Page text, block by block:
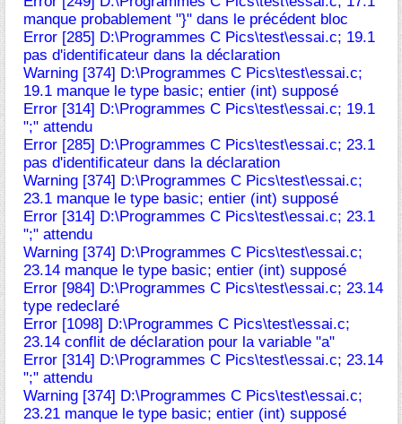
manque probablement "}" dans le précédent bloc
Error [285] D:\Programmes C Pics\test\essai.c; 19.1
pas d'identificateur dans la déclaration
Warning [374] D:\Programmes C Pics\test\essai.c;
19.1 manque le type basic; entier (int) supposé
Error [314] D:\Programmes C Pics\test\essai.c; 19.1
";" attendu
Error [285] D:\Programmes C Pics\test\essai.c; 23.1
pas d'identificateur dans la déclaration
Warning [374] D:\Programmes C Pics\test\essai.c;
23.1 manque le type basic; entier (int) supposé
Error [314] D:\Programmes C Pics\test\essai.c; 23.1
";" attendu
Warning [374] D:\Programmes C Pics\test\essai.c;
23.14 manque le type basic; entier (int) supposé
Error [984] D:\Programmes C Pics\test\essai.c; 23.14
type redeclaré
Error [1098] D:\Programmes C Pics\test\essai.c;
23.14 conflit de déclaration pour la variable "a"
Error [314] D:\Programmes C Pics\test\essai.c; 23.14
";" attendu
Warning [374] D:\Programmes C Pics\test\essai.c;
23.21 manque le type basic; entier (int) supposé